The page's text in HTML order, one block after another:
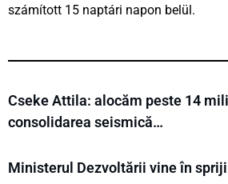
számított 15 naptári napon belül.
Cseke Attila: alocăm peste 14
consolidarea seismică…
Ministerul Dezvoltării vine în